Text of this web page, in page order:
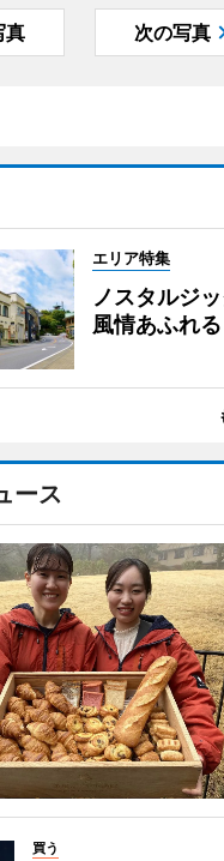
真 次の写真
エリア特集
ノスタルジ
風情あふれ
ース
買う